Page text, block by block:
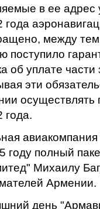
в ее адрес
года
между тем
поступило
об уплате
эти
года.
году полный
Михаилу
Армении.
день